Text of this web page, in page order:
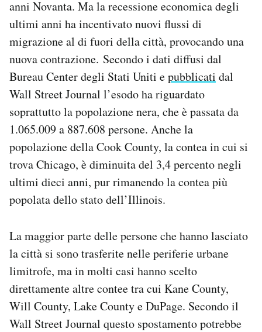
Notifiche mobile
Regala il Post
Hai bisogno di aiuto?
Esci
anni Novanta. Ma la recessione economica degli
ultimi anni ha incentivato nuovi flussi di
migrazione al di fuori della città, provocando una
nuova contrazione. Secondo i dati diffusi dal
Bureau Center degli Stati Uniti epubblicati dal
Wall Street Journal l’esodo ha riguardato
soprattutto la popolazione nera, che è passata da
1.065.009 a 887.608 persone. Anche la
popolazione della Cook County, la contea in cui si
trova Chicago, è diminuita del 3,4 percento negli
ultimi dieci anni, pur rimanendo la contea più
popolata dello stato dell’Illinois.
La maggior parte delle persone che hanno lasciato
la città si sono trasferite nelle periferie urbane
limitrofe, ma in molti casi hanno scelto
direttamente altre contee tra cui Kane County,
Will County, Lake County e DuPage. Secondo il
Wall Street Journal questo spostamento potrebbe